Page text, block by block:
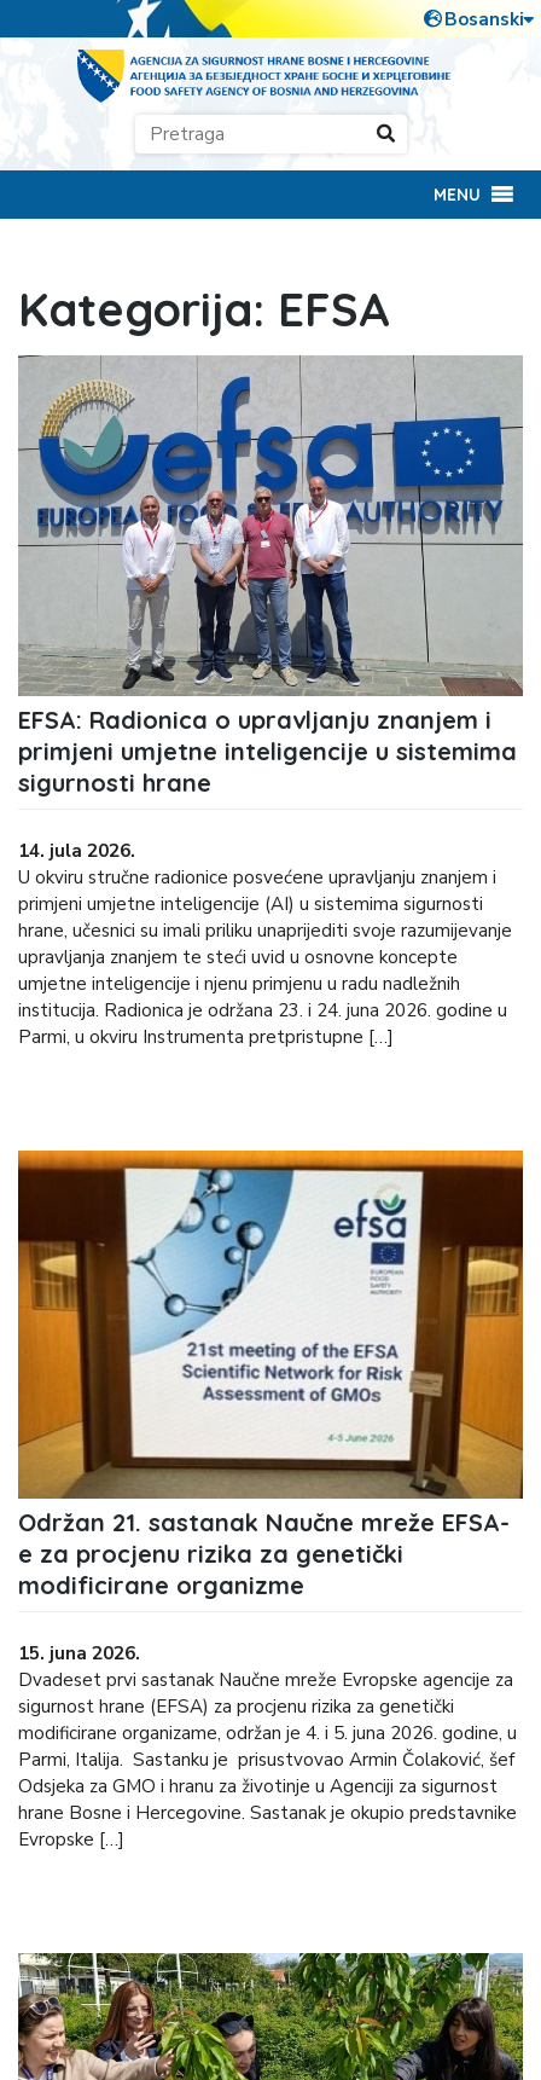
MENU
Kategorija: EFSA
EFSA: Radionica o upravljanju znanjem i
primjeni umjetne inteligencije u sistemima
sigurnosti hrane
14. jula 2026.
U okviru stručne radionice posvećene upravljanju znanjem i
primjeni umjetne inteligencije (AI) u sistemima sigurnosti
hrane, učesnici su imali priliku unaprijediti svoje razumijevanje
upravljanja znanjem te steći uvid u osnovne koncepte
umjetne inteligencije i njenu primjenu u radu nadležnih
institucija. Radionica je održana 23. i 24. juna 2026. godine u
Parmi, u okviru Instrumenta pretpristupne […]
Održan 21. sastanak Naučne mreže EFSA-
e za procjenu rizika za genetički
modificirane organizme
15. juna 2026.
Dvadeset prvi sastanak Naučne mreže Evropske agencije za
sigurnost hrane (EFSA) za procjenu rizika za genetički
modificirane organizame, održan je 4. i 5. juna 2026. godine, u
Parmi, Italija. Sastanku je prisustvovao Armin Čolaković, šef
Odsjeka za GMO i hranu za životinje u Agenciji za sigurnost
hrane Bosne i Hercegovine. Sastanak je okupio predstavnike
Evropske […]